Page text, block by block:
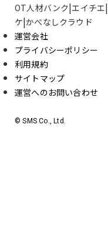
OT人材バンク エイチエ
ケ かべなしクラウド
運営会社
プライバシーポリシー
利用規約
サイトマップ
運営へのお問い合わせ
© SMS Co., Ltd.